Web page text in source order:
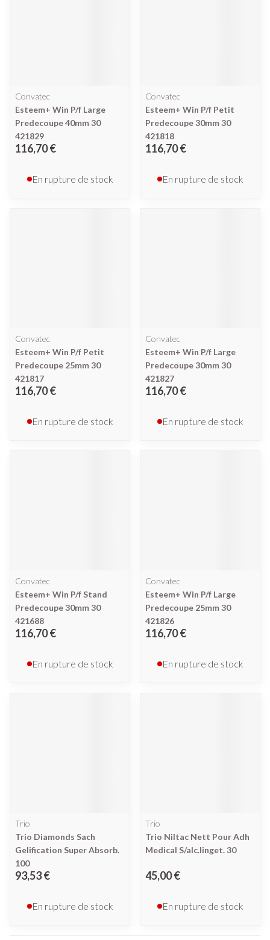
Convatec
Esteem+ Win P/f Large
Predecoupe 40mm 30
421829
116,70 €
En rupture de stock
Convatec
Esteem+ Win P/f Petit
Predecoupe 30mm 30
421818
116,70 €
En rupture de stock
Convatec
Esteem+ Win P/f Petit
Predecoupe 25mm 30
421817
116,70 €
En rupture de stock
Convatec
Esteem+ Win P/f Large
Predecoupe 30mm 30
421827
116,70 €
En rupture de stock
Convatec
Esteem+ Win P/f Stand
Predecoupe 30mm 30
421688
116,70 €
En rupture de stock
Convatec
Esteem+ Win P/f Large
Predecoupe 25mm 30
421826
116,70 €
En rupture de stock
Trio
Trio Diamonds Sach
Gelification Super Absorb.
100
93,53 €
En rupture de stock
Trio
Trio Niltac Nett Pour Adh
Medical S/alc.linget. 30
45,00 €
En rupture de stock